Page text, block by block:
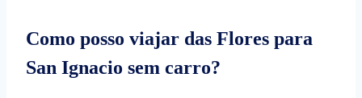
Como posso viajar das Flores para
San Ignacio sem carro?